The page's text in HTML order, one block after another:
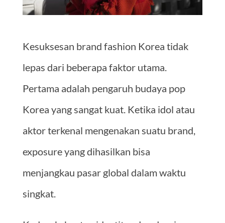
Kesuksesan brand fashion Korea tidak
lepas dari beberapa faktor utama.
Pertama adalah pengaruh budaya pop
Korea yang sangat kuat. Ketika idol atau
aktor terkenal mengenakan suatu brand,
exposure yang dihasilkan bisa
menjangkau pasar global dalam waktu
singkat.